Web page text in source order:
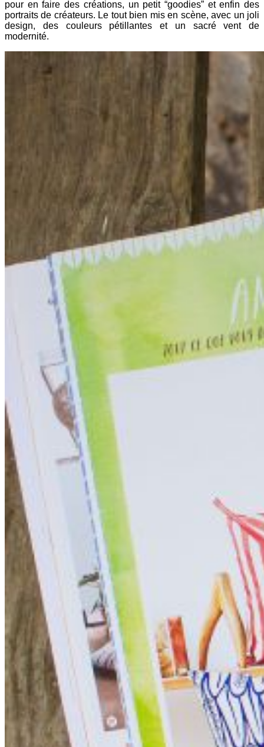
pour en faire des créations, un petit “goodies” et enfin des
portraits de créateurs. Le tout bien mis en scène, avec un joli
design, des couleurs pétillantes et un sacré vent de
modernité.